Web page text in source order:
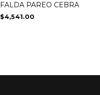
FALDA PAREO CEBRA
$4,541.00